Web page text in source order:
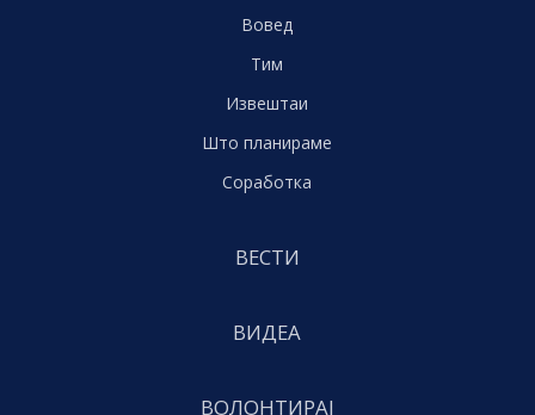
Вовед
Тим
Извештаи
Што планираме
Соработка
ВЕСТИ
ВИДЕА
ВОЛОНТИРАЈ